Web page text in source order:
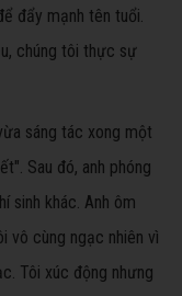
đẩy mạnh tên tuổi.
chúng tôi thực sự
sáng tác xong một
Sau đó, anh phóng
sinh khác. Anh ôm
vô cùng ngạc nhiên vì
Tôi xúc động nhưng